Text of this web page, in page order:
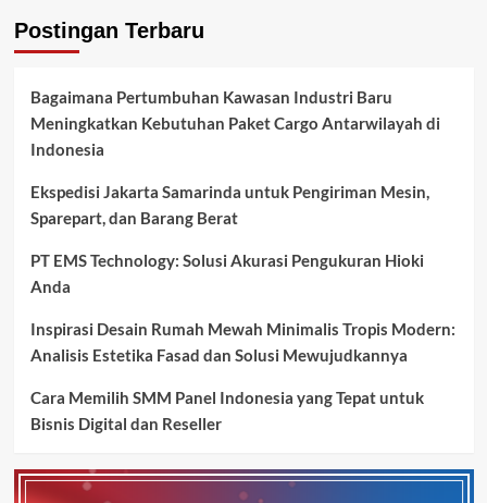
Postingan Terbaru
Bagaimana Pertumbuhan Kawasan Industri Baru
Meningkatkan Kebutuhan Paket Cargo Antarwilayah di
Indonesia
Ekspedisi Jakarta Samarinda untuk Pengiriman Mesin,
Sparepart, dan Barang Berat
PT EMS Technology: Solusi Akurasi Pengukuran Hioki
Anda
Inspirasi Desain Rumah Mewah Minimalis Tropis Modern:
Analisis Estetika Fasad dan Solusi Mewujudkannya
Cara Memilih SMM Panel Indonesia yang Tepat untuk
Bisnis Digital dan Reseller